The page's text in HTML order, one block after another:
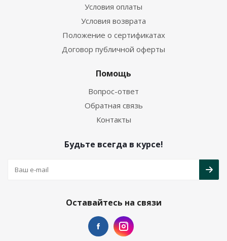
Условия оплаты
Условия возврата
Положение о сертификатах
Договор публичной оферты
Помощь
Вопрос-ответ
Обратная связь
Контакты
Будьте всегда в курсе!
Оставайтесь на связи